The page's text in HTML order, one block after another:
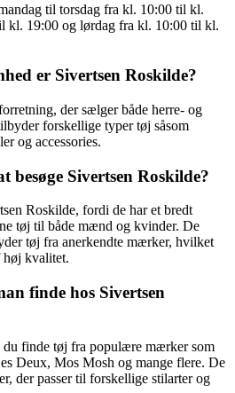
til torsdag fra kl. 10:00 til kl.
kl. 19:00 og lørdag fra kl. 10:00 til kl.
er Sivertsen Roskilde?
der sælger både herre- og
forskellige typer tøj såsom
og accessories.
Sivertsen Roskilde?
Roskilde, fordi de har et bredt
tøj til både mænd og kvinder. De
tøj fra anerkendte mærker, hvilket
høj kvalitet.
finde hos Sivertsen
du finde tøj fra populære mærker som
Deux, Mos Mosh og mange flere. De
der passer til forskellige stilarter og